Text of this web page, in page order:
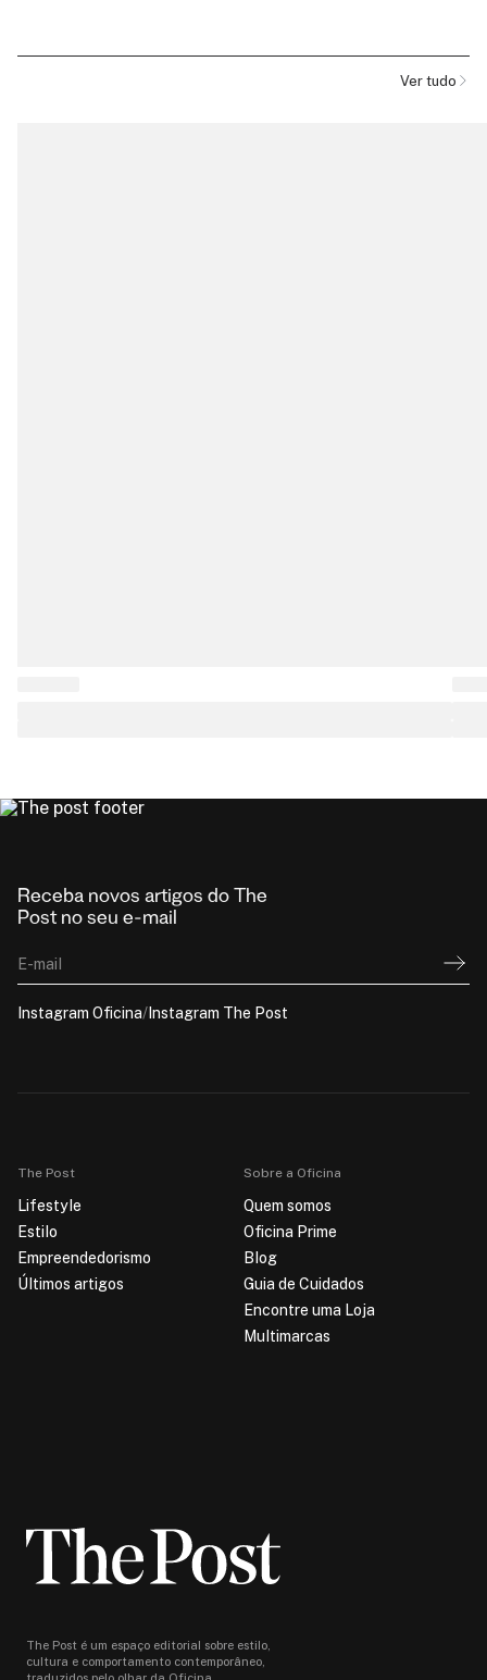
Ver tudo
Receba novos artigos do The
Post no seu e-mail
E-mail
Instagram Oficina/Instagram The Post
The Post
Lifestyle
Estilo
Empreendedorismo
Últimos artigos
Sobre a Oficina
Quem somos
Oficina Prime
Blog
Guia de Cuidados
Encontre uma Loja
Multimarcas
The Post é um espaço editorial sobre estilo,
cultura e comportamento contemporâneo,
traduzidos pelo olhar da Oficina.